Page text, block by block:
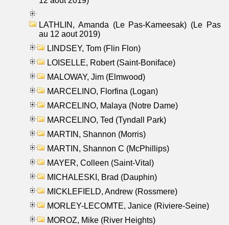
LATHLIN, Amanda (Le Pas-Kameesak) (Le Pas
au 12 aout 2019)
LINDSEY, Tom (Flin Flon)
LOISELLE, Robert (Saint-Boniface)
MALOWAY, Jim (Elmwood)
MARCELINO, Florfina (Logan)
MARCELINO, Malaya (Notre Dame)
MARCELINO, Ted (Tyndall Park)
MARTIN, Shannon (Morris)
MARTIN, Shannon C (McPhillips)
MAYER, Colleen (Saint-Vital)
MICHALESKI, Brad (Dauphin)
MICKLEFIELD, Andrew (Rossmere)
MORLEY-LECOMTE, Janice (Riviere-Seine)
MOROZ, Mike (River Heights)